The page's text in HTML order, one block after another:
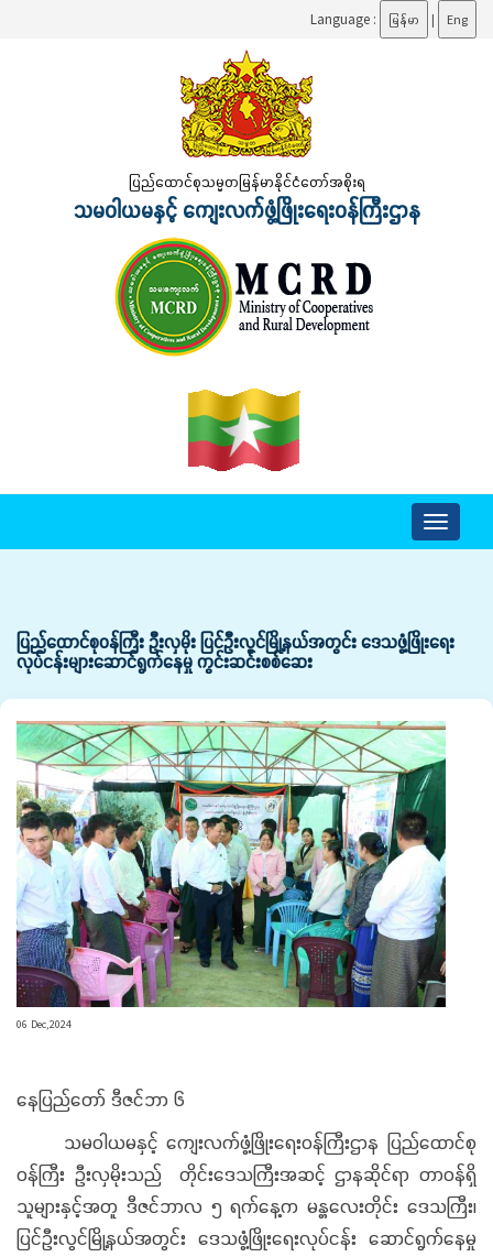
Language : မြန်မာ | Eng
ပြည်ထောင်စုသမ္မတမြန်မာနိုင်ငံတော်အစိုးရ
သမဝါယမနှင့် ကျေးလက်ဖွံ့ဖြိုးရေးဝန်ကြီးဌာန
Toggle
ပြည်ထောင်စုဝန်ကြီး ဦးလှမိုး ပြင်ဦးလွင်မြို့နယ်အတွင်း ဒေသဖွံ့ဖြိုးရေး
လုပ်ငန်းများဆောင်ရွက်နေမှု ကွင်းဆင်းစစ်ဆေး
06 Dec,2024
နေပြည်တော် ဒီဇင်ဘာ ၆
သမဝါယမနှင့် ကျေးလက်ဖွံ့ဖြိုးရေးဝန်ကြီးဌာန ပြည်ထောင်စု
ဝန်ကြီး ဦးလှမိုးသည် တိုင်းဒေသကြီးအဆင့် ဌာနဆိုင်ရာ တာဝန်ရှိ
သူများနှင့်အတူ ဒီဇင်ဘာလ ၅ ရက်နေ့က မန္တလေးတိုင်း ဒေသကြီး၊
ပြင်ဦးလွင်မြို့နယ်အတွင်း ဒေသဖွံ့ဖြိုးရေးလုပ်ငန်း ဆောင်ရွက်နေမှု